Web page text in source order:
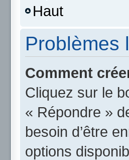
Haut
Problèmes
Comment
Cliquez sur le
« Répondre »
besoin d’être
options